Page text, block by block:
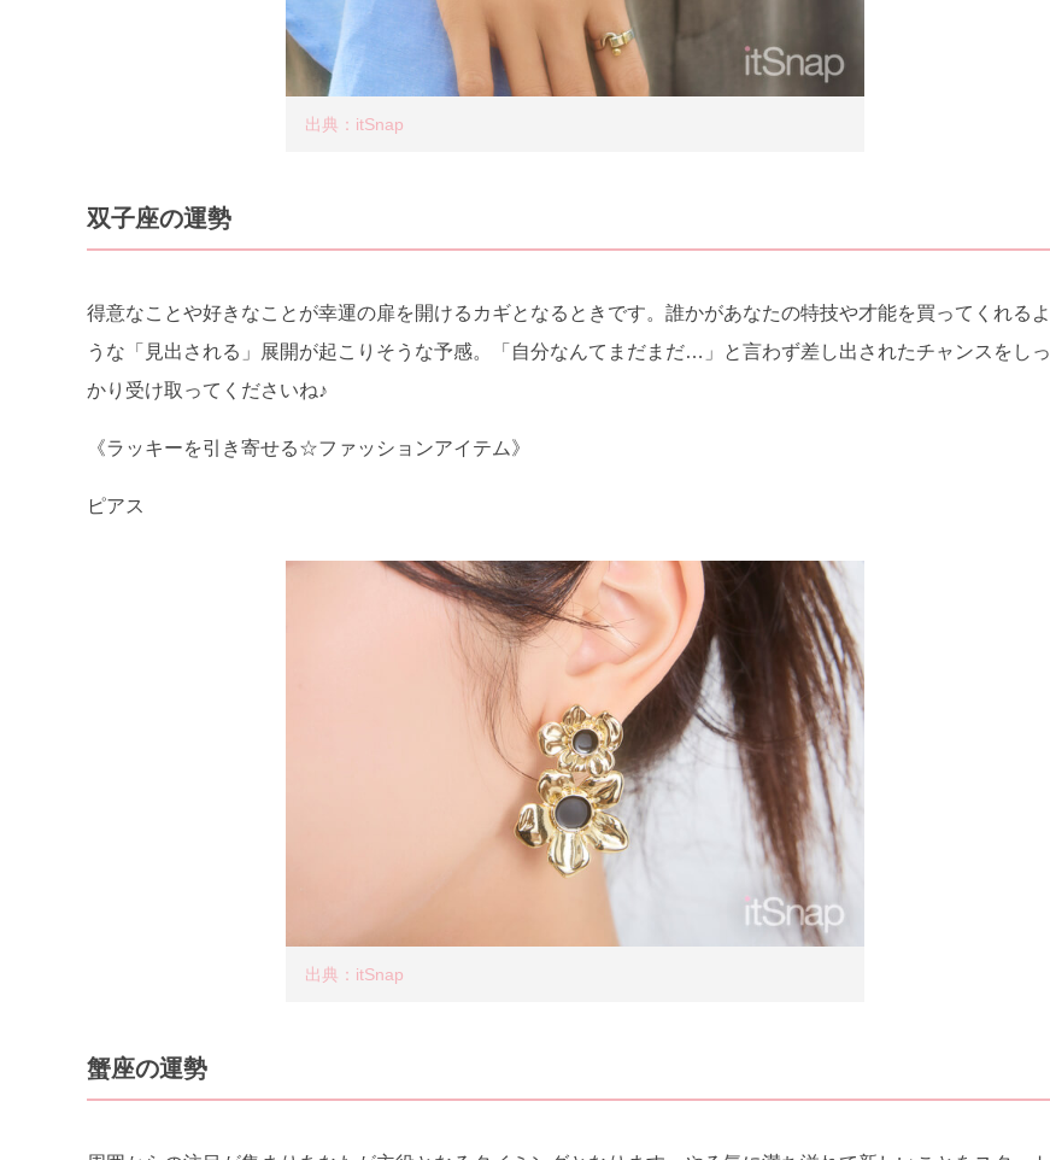
出典：itSnap
双子座の運勢
得意なことや好きなことが幸運の扉を開けるカギとなるときです。誰かがあなたの特技や才能を買ってくれるよ
うな「見出される」展開が起こりそうな予感。「自分なんてまだまだ…」と言わず差し出されたチャンスをしっ
かり受け取ってくださいね♪
《ラッキーを引き寄せる☆ファッションアイテム》
ピアス
出典：itSnap
蟹座の運勢